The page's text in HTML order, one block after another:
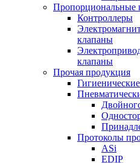
Пропорциональные
Контроллеры
клапаны
клапаны
Прочая продукция
Протоколы
ASi
EDIP